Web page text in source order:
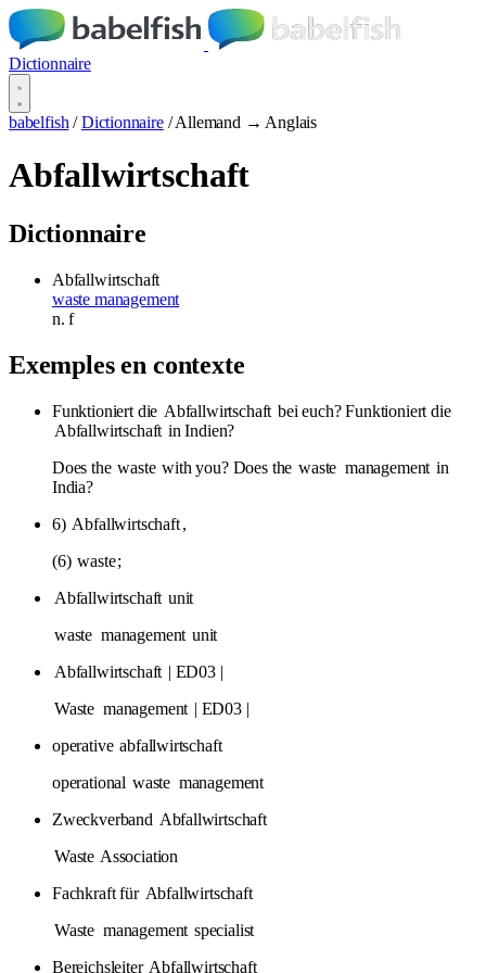
Dictionnaire
babelfish / Dictionnaire / Allemand → Anglais
Abfallwirtschaft
Dictionnaire
Abfallwirtschaft
waste management
n.f
Exemples en contexte
Funktioniert die Abfallwirtschaft bei euch? Funktioniert die
Abfallwirtschaft in Indien?
Does the waste with you? Does the waste management in
India?
6) Abfallwirtschaft,
(6) waste;
Abfallwirtschaft unit
waste management unit
Abfallwirtschaft | ED03 |
Waste management | ED03 |
operative abfallwirtschaft
operational waste management
Zweckverband Abfallwirtschaft
Waste Association
Fachkraft für Abfallwirtschaft
Waste management specialist
Bereichsleiter Abfallwirtschaft